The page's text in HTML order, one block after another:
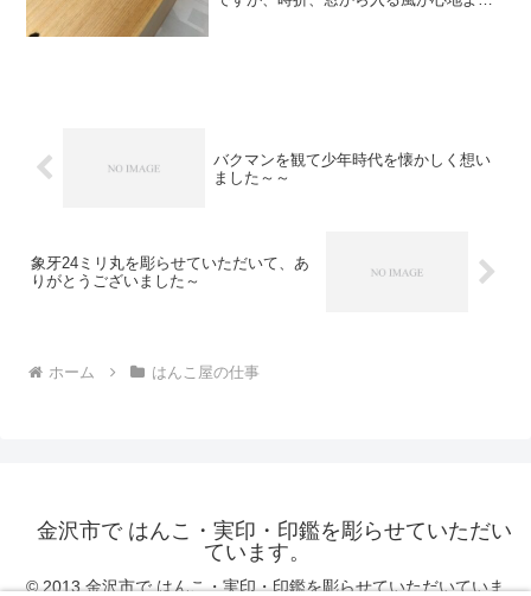
バクマンを観て少年時代を懐かしく想い
ました～～
象牙24ミリ丸を彫らせていただいて、あ
りがとうございました～
ホーム はんこ屋の仕事
金沢市で はんこ・実印・印鑑を彫らせていただい
ています。
© 2013 金沢市で はんこ・実印・印鑑を彫らせていただいていま